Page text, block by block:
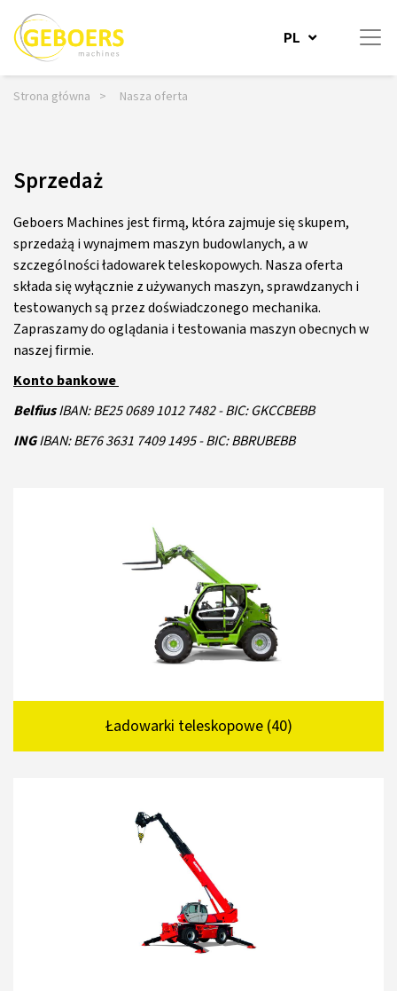
Do treści
PL
Strona główna Nasza oferta
Sprzedaż
Geboers Machines jest firmą, która zajmuje się skupem,
sprzedażą i wynajmem maszyn budowlanych, a w
szczególności ładowarek teleskopowych. Nasza oferta
składa się wyłącznie z używanych maszyn, sprawdzanych i
testowanych są przez doświadczonego mechanika.
Zapraszamy do oglądania i testowania maszyn obecnych w
naszej firmie.
Konto bankowe
BelfiusIBAN: BE25 0689 1012 7482 - BIC: GKCCBEBB
INGIBAN: BE76 3631 7409 1495 - BIC: BBRUBEBB
Ładowarki teleskopowe (40)